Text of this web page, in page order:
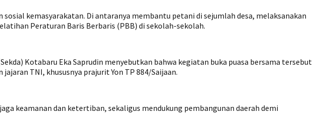
kemasyarakatan. Di antaranya membantu petani di sejumlah desa, melaksanakan
Peraturan Baris Berbaris (PBB) di sekolah-sekolah.
Kotabaru Eka Saprudin menyebutkan bahwa kegiatan buka puasa bersama tersebut
TNI, khususnya prajurit Yon TP 884/Saijaan.
keamanan dan ketertiban, sekaligus mendukung pembangunan daerah demi